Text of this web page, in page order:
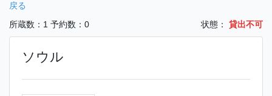
戻る
所蔵数：1 予約数：0 状態： 貸出不可
ソウル